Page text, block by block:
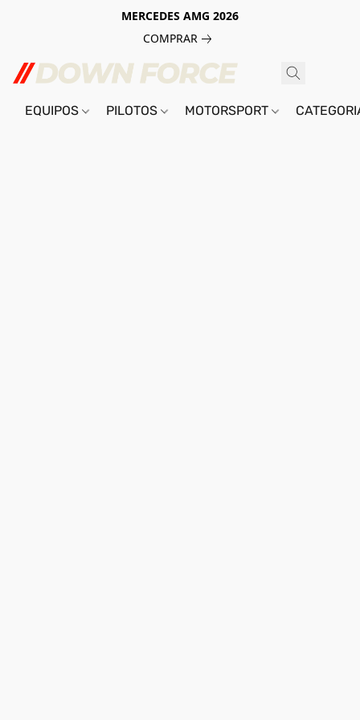
MERCEDES AMG 2026
COMPRAR
EQUIPOS PILOTOS MOTORSPORT